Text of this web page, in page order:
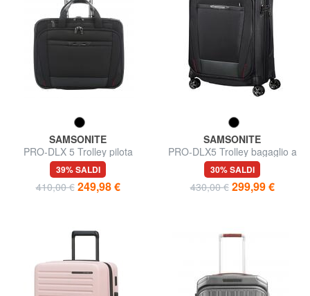
SAMSONITE
PRO-DLX 5 Trolley pilota
porta PC 15,6"
39% SALDI
410,00 € 249,98 €
SAMSONITE
PRO-DLX5 Trolley bagaglio a
mano, espandibile
30% SALDI
430,00 € 299,99 €